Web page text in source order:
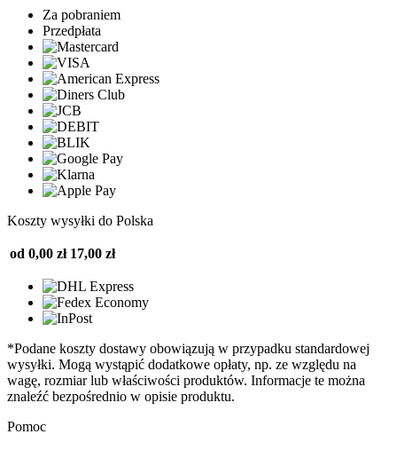
Za pobraniem
Przedpłata
Koszty wysyłki do Polska
od 0,00 zł 17,00 zł
*Podane koszty dostawy obowiązują w przypadku standardowej
wysyłki. Mogą wystąpić dodatkowe opłaty, np. ze względu na
wagę, rozmiar lub właściwości produktów. Informacje te można
znaleźć bezpośrednio w opisie produktu.
Pomoc